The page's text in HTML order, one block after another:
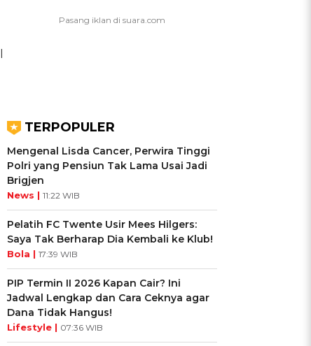
TERPOPULER
Mengenal Lisda Cancer, Perwira Tinggi
Polri yang Pensiun Tak Lama Usai Jadi
Brigjen
News | 11:22 WIB
Pelatih FC Twente Usir Mees Hilgers:
Saya Tak Berharap Dia Kembali ke Klub!
Bola | 17:39 WIB
PIP Termin II 2026 Kapan Cair? Ini
Jadwal Lengkap dan Cara Ceknya agar
Dana Tidak Hangus!
Lifestyle | 07:36 WIB